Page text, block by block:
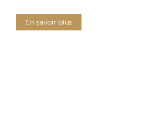
En savoir plus